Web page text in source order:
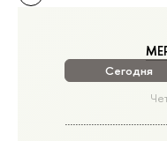
Сегодня